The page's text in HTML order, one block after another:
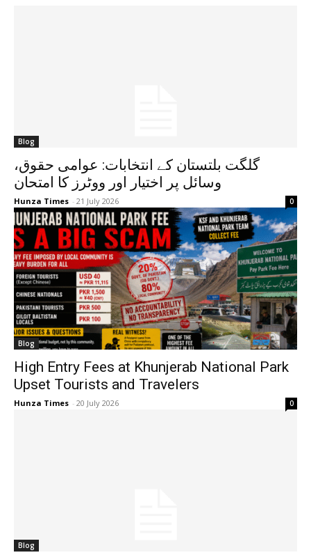
Blog
گلگت بلتستان کے انتخابات: عوامی حقوق،
وسائل پر اختیار اور ووٹرز کا امتحان
Hunza Times - 21 July 2026 0
Blog
High Entry Fees at Khunjerab National Park
Upset Tourists and Travelers
Hunza Times - 20 July 2026 0
Blog